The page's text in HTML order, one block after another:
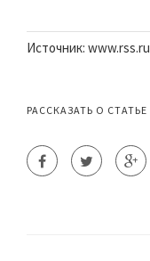
Источник: www.rss.ru
РАССКАЗАТЬ О СТАТЬЕ